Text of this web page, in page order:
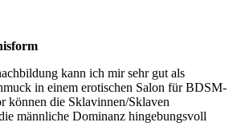
kann ich mir sehr gut als
in einem erotischen Salon für BDSM-
können die Sklavinnen/Sklaven
männliche Dominanz hingebungsvoll